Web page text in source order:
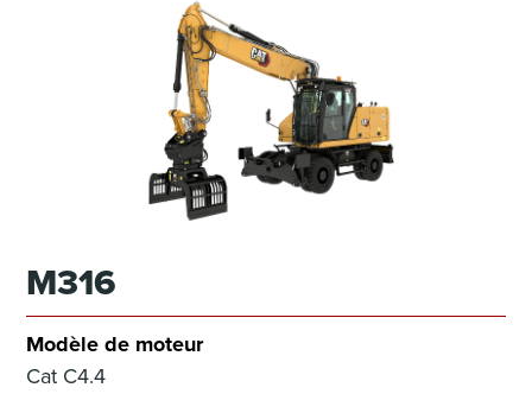
M316
Modèle de moteur
Cat C4.4